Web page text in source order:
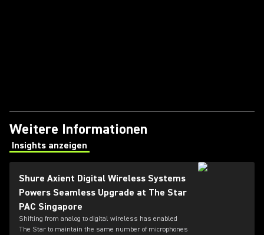
Weitere Informationen
Insights anzeigen
(Opens in a new tab)
Shure Axient Digital Wireless Systems
Powers Seamless Upgrade at The Star
PAC Singapore
Shifting from analog to digital wireless has enabled
The Star to maintain the same number of microphones